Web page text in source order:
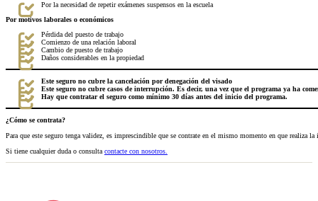
Por la necesidad de repetir exámenes suspensos en la escuela
Por motivos laborales o económicos
Pérdida del puesto de trabajo
Comienzo de una relación laboral
Cambio de puesto de trabajo
Daños considerables en la propiedad
Este seguro no cubre la cancelación por denegación del visado
Este seguro no cubre casos de interrupción. Es decir, una vez que el programa ya ha
Hay que contratar el seguro como mínimo 30 días antes del inicio del programa.
¿Cómo se contrata?
Para que este seguro tenga validez, es imprescindible que se contrate en el mismo momento en que realiza
Si tiene cualquier duda o consulta contacte con nosotros.